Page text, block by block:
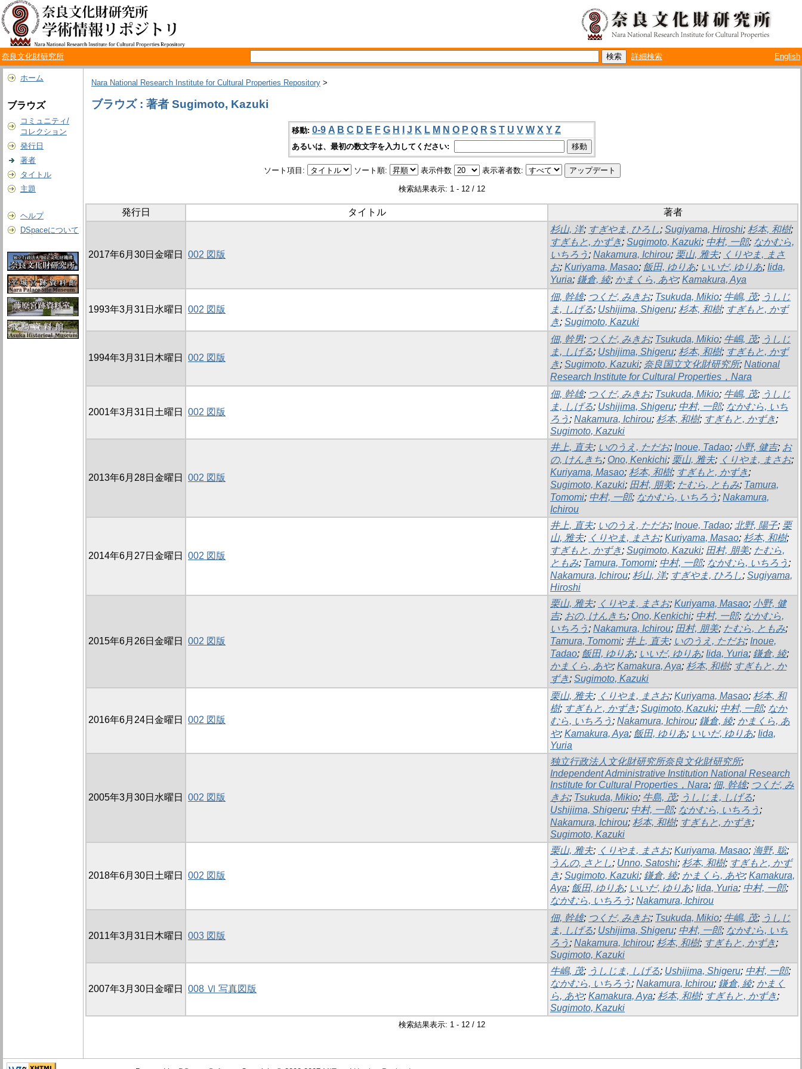
奈良文化財研究所 詳細検索 English
ホーム
ブラウズ
コミュニティ/
コレクション
発行日
著者
タイトル
主題
ヘルプ
DSpaceについて
Nara National Research Institute for Cultural Properties Repository >
ブラウズ : 著者 Sugimoto, Kazuki
移動: 0-9 A B C D E F G H J K L M N O P Q R S T U V W X Y Z
あるいは、最初の数文字を入力してください:
ソート項目: ソート順: 表示件数 表示著者数:
検索結果表示: 1 - 12 / 12
発行日 タイトル 著者
2017年6月30日金曜日 002 図版
杉山, 洋; すぎやま, ひろし; Sugiyama, Hiroshi; 杉本, 和樹;
すぎもと, かずき; Sugimoto, Kazuki; 中村, 一郎; なかむら,
いちろう ; Nakamura, Ichirou; 栗山, 雅夫; くりやま, まさ
お; Kuriyama, Masao; 飯田, ゆりあ; いいだ, ゆりあ; Iida,
Yuria; 鎌倉, 綾; かまくら, あや; Kamakura, Aya
1993年3月31日水曜日 002 図版
佃, 幹雄; つくだ, みきお; Tsukuda, Mikio; 牛嶋, 茂; うしじ
ま, しげる; Ushijima, Shigeru; 杉本, 和樹; すぎもと, かず
き; Sugimoto, Kazuki
1994年3月31日木曜日 002 図版
佃, 幹男; つくだ, みきお; Tsukuda, Mikio; 牛嶋, 茂; うしじ
ま, しげる; Ushijima, Shigeru; 杉本, 和樹; すぎもと, かず
き; Sugimoto, Kazuki; 奈良国立文化財研究所; National
Research Institute for Cultural Properties，Nara
2001年3月31日土曜日 002 図版
佃, 幹雄; つくだ, みきお; Tsukuda, Mikio; 牛嶋, 茂; うしじ
ま, しげる; Ushijima, Shigeru; 中村, 一郎; なかむら, いち
ろう ; Nakamura, Ichirou; 杉本, 和樹; すぎもと, かずき;
Sugimoto, Kazuki
2013年6月28日金曜日 002 図版
井上, 直夫; いのうえ, ただお; Inoue, Tadao; 小野, 健吉; お
の, けんきち; Ono, Kenkichi; 栗山, 雅夫; くりやま, まさお;
Kuriyama, Masao; 杉本, 和樹; すぎもと, かずき;
Sugimoto, Kazuki; 田村, 朋美; たむら, ともみ; Tamura,
Tomomi; 中村, 一郎; なかむら, いちろう ; Nakamura,
Ichirou
2014年6月27日金曜日 002 図版
井上, 直夫; いのうえ, ただお; Inoue, Tadao; 北野, 陽子; 栗
山, 雅夫; くりやま, まさお; Kuriyama, Masao; 杉本, 和樹;
すぎもと, かずき; Sugimoto, Kazuki; 田村, 朋美; たむら,
ともみ; Tamura, Tomomi; 中村, 一郎; なかむら, いちろう ;
Nakamura, Ichirou; 杉山, 洋; すぎやま, ひろし; Sugiyama,
Hiroshi
2015年6月26日金曜日 002 図版
栗山, 雅夫; くりやま, まさお; Kuriyama, Masao; 小野, 健
吉; おの, けんきち; Ono, Kenkichi; 中村, 一郎; なかむら,
いちろう ; Nakamura, Ichirou; 田村, 朋美; たむら, ともみ;
Tamura, Tomomi; 井上, 直夫; いのうえ, ただお; Inoue,
Tadao; 飯田, ゆりあ; いいだ, ゆりあ; Iida, Yuria; 鎌倉, 綾;
かまくら, あや; Kamakura, Aya; 杉本, 和樹; すぎもと, か
ずき; Sugimoto, Kazuki
2016年6月24日金曜日 002 図版
栗山, 雅夫; くりやま, まさお; Kuriyama, Masao; 杉本, 和
樹; すぎもと, かずき; Sugimoto, Kazuki; 中村, 一郎; なか
むら, いちろう ; Nakamura, Ichirou; 鎌倉, 綾; かまくら, あ
や; Kamakura, Aya; 飯田, ゆりあ; いいだ, ゆりあ; Iida,
Yuria
2005年3月30日水曜日 002 図版
独立行政法人文化財研究所奈良文化財研究所;
Independent Administrative Institution National Research
Institute for Cultural Properties，Nara; 佃, 幹雄; つくだ, み
きお; Tsukuda, Mikio; 牛島, 茂; うしじま, しげる;
Ushijima, Shigeru; 中村, 一郎; なかむら, いちろう ;
Nakamura, Ichirou; 杉本, 和樹; すぎもと, かずき;
Sugimoto, Kazuki
2018年6月30日土曜日 002 図版
栗山, 雅夫; くりやま, まさお; Kuriyama, Masao; 海野, 聡;
うんの, さとし; Unno, Satoshi; 杉本, 和樹; すぎもと, かず
き; Sugimoto, Kazuki; 鎌倉, 綾; かまくら, あや; Kamakura,
Aya; 飯田, ゆりあ; いいだ, ゆりあ; Iida, Yuria; 中村, 一郎;
なかむら, いちろう ; Nakamura, Ichirou
2011年3月31日木曜日 003 図版
佃, 幹雄; つくだ, みきお; Tsukuda, Mikio; 牛嶋, 茂; うしじ
ま, しげる; Ushijima, Shigeru; 中村, 一郎; なかむら, いち
ろう ; Nakamura, Ichirou; 杉本, 和樹; すぎもと, かずき;
Sugimoto, Kazuki
2007年3月30日金曜日 008 Ⅵ 写真図版
牛嶋, 茂; うしじま, しげる; Ushijima, Shigeru; 中村, 一郎;
なかむら, いちろう ; Nakamura, Ichirou; 鎌倉, 綾; かまく
ら, あや; Kamakura, Aya; 杉本, 和樹; すぎもと, かずき;
Sugimoto, Kazuki
検索結果表示: 1 - 12 / 12